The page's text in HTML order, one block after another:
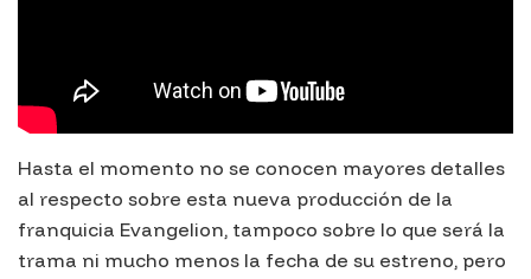
Hasta el momento no se conocen mayores detalles
al respecto sobre esta nueva producción de la
franquicia Evangelion, tampoco sobre lo que será la
trama ni mucho menos la fecha de su estreno, pero